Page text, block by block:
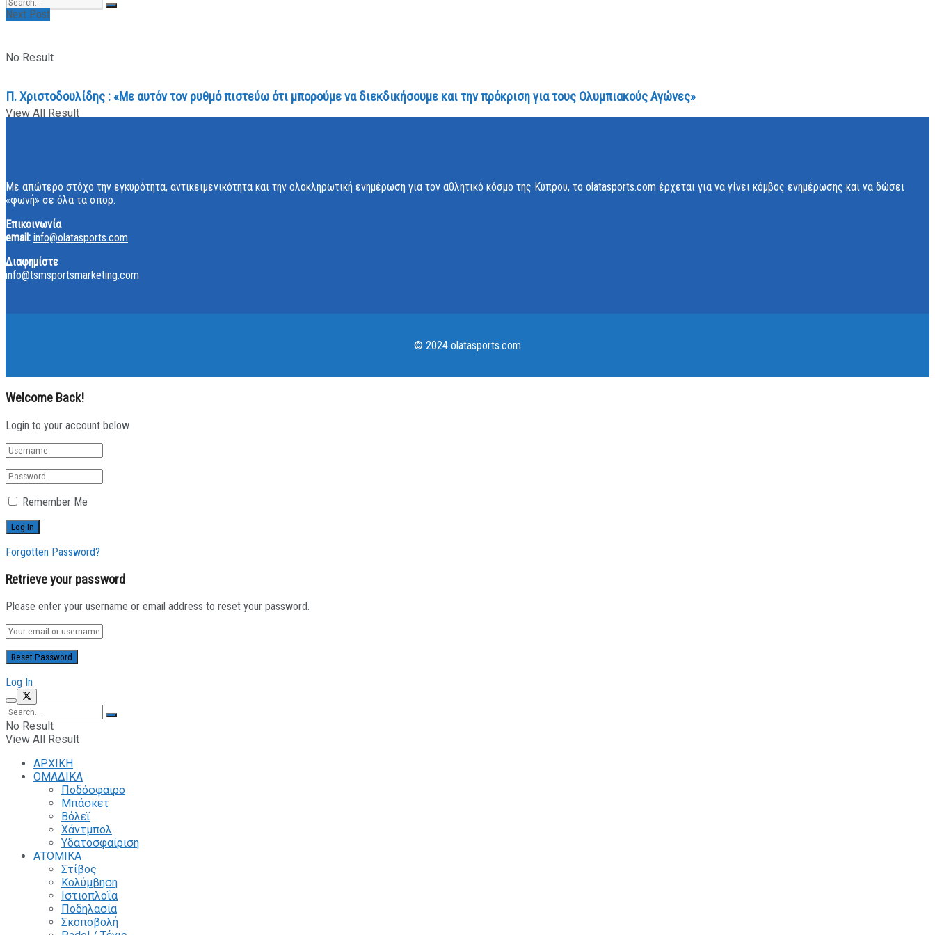
No Result
View All Result
Next Post
Π. Χριστοδουλίδης : «Με αυτόν τον ρυθμό πιστεύω ότι μπορούμε να διεκδικήσουμε και την πρόκριση για τους Ολυμπιακούς Αγώνες»
Με απώτερο στόχο την εγκυρότητα, αντικειμενικότητα και την ολοκληρωτική ενημέρωση για τον αθλητικό κόσμο της Κύπρου, το olatasports.com έρχεται για να γίνει κόμβος ενημέρωσης και να δώσει
«φωνή» σε όλα τα σπορ.
Επικοινωνία
email: info@olatasports.com
Διαφημίστε
info@tsmsportsmarketing.com
© 2024 olatasports.com
Welcome Back!
Login to your account below
Remember Me
Forgotten Password?
Retrieve your password
Please enter your username or email address to reset your password.
Log In
No Result
View All Result
ΑΡΧΙΚΗ
ΟΜΑΔΙΚΑ
Ποδόσφαιρο
Μπάσκετ
Βόλεϊ
Χάντμπολ
Υδατοσφαίριση
ΑΤΟΜΙΚΑ
Στίβος
Κολύμβηση
Ιστιοπλοΐα
Ποδηλασία
Σκοποβολή